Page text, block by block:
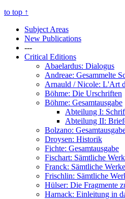
to top ↑
Subject Areas
New Publications
---
Critical Editions
Abaelardus: Dialogus
Andreae: Gesammelte
Arnauld / Nicole: L'Art
Böhme: Die Urschriften
Böhme: Gesamtausgabe
Abteilung I:
Abteilung II:
Bolzano:
Droysen: Historik
Fichte: Gesamtausgabe
Fischart: Sämtliche
Franck: Sämtliche Werke
Frischlin: Sämtliche
Hülser: Die Fragmente
Harnack: Einleitung in